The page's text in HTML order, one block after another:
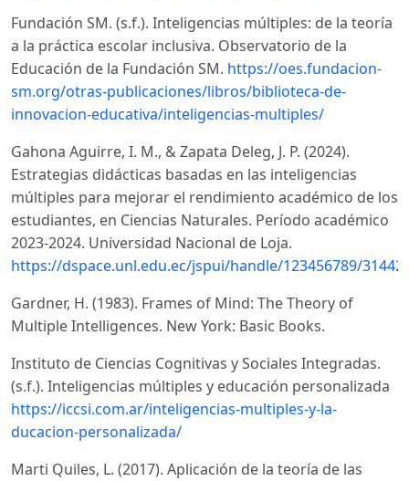
Fundación SM. (s.f.). Inteligencias múltiples: de la teoría
a la práctica escolar inclusiva. Observatorio de la
Educación de la Fundación SM. https://oes.fundacion-
sm.org/otras-publicaciones/libros/biblioteca-de-
innovacion-educativa/inteligencias-multiples/
Gahona Aguirre, I. M., & Zapata Deleg, J. P. (2024).
Estrategias didácticas basadas en las inteligencias
múltiples para mejorar el rendimiento académico de los
estudiantes, en Ciencias Naturales. Período académico
2023-2024. Universidad Nacional de Loja.
https://dspace.unl.edu.ec/jspui/handle/123456789/31442
Gardner, H. (1983). Frames of Mind: The Theory of
Multiple Intelligences. New York: Basic Books.
Instituto de Ciencias Cognitivas y Sociales Integradas.
(s.f.). Inteligencias múltiples y educación personalizada
https://iccsi.com.ar/inteligencias-multiples-y-la-
ducacion-personalizada/
Marti Quiles, L. (2017). Aplicación de la teoría de las